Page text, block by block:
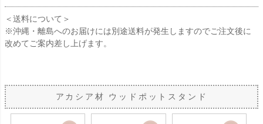
＜送料について＞
※沖縄・離島へのお届けには別途送料が発生しますのでご注文後に
改めてご案内差し上げます。
アカシア材 ウッドポットスタンド